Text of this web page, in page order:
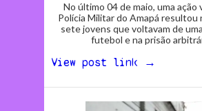
No último 04 de maio, uma ação
Polícia Militar do Amapá resultou
sete jovens que voltavam de
futebol e na prisão
View post link →